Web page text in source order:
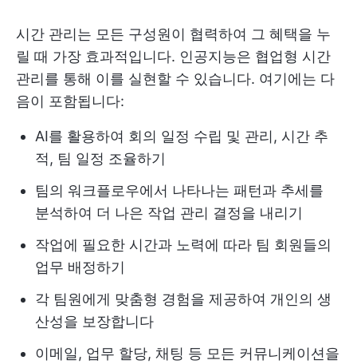
시간 관리는 모든 구성원이 협력하여 그 혜택을 누
릴 때 가장 효과적입니다. 인공지능은 협업형 시간
관리를 통해 이를 실현할 수 있습니다. 여기에는 다
음이 포함됩니다:
AI를 활용하여 회의 일정 수립 및 관리, 시간 추
적, 팀 일정 조율하기
팀의 워크플로우에서 나타나는 패턴과 추세를
분석하여 더 나은 작업 관리 결정을 내리기
작업에 필요한 시간과 노력에 따라 팀 회원들의
업무 배정하기
각 팀원에게 맞춤형 경험을 제공하여 개인의 생
산성을 보장합니다
이메일, 업무 할당, 채팅 등 모든 커뮤니케이션을